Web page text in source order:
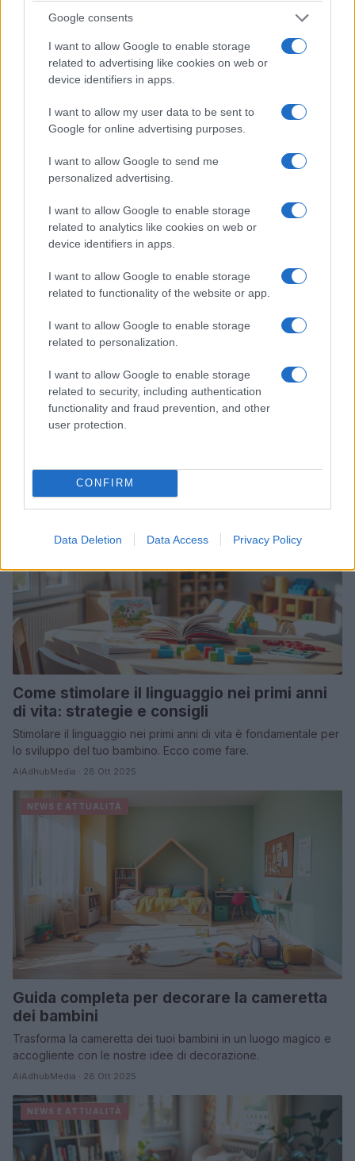
Google consents
I want to allow Google to enable storage
related to advertising like cookies on web or
device identifiers in apps.
I want to allow my user data to be sent to
Google for online advertising purposes.
I want to allow Google to send me
personalized advertising.
I want to allow Google to enable storage
related to analytics like cookies on web or
device identifiers in apps.
I want to allow Google to enable storage
related to functionality of the website or app.
I want to allow Google to enable storage
related to personalization.
I want to allow Google to enable storage
related to security, including authentication
functionality and fraud prevention, and other
user protection.
CONFIRM
Data Deletion Data Access Privacy Policy
Scopri i metodi Waldorf-Steiner per
Scopri come i metodi Waldorf-Steiner possono migliorare
AiAdhubMedia · 28 Ott 2025
Decorare la cameretta dei bambini: idee
originali per ogni stile
Trova ispirazione per decorare la cameretta dei bambini con
AiAdhubMedia · 28 Ott 2025
Come stimolare il linguaggio nei primi anni
di vita: strategie e consigli
Stimolare il linguaggio nei primi anni di vita è fondamentale per
lo sviluppo del tuo bambino. Ecco come fare.
AiAdhubMedia · 28 Ott 2025
NEWS E ATTUALITÀ
Guida completa per decorare la cameretta
dei bambini
Trasforma la cameretta dei tuoi bambini in un luogo magico e
accogliente con le nostre idee di decorazione.
AiAdhubMedia · 28 Ott 2025
NEWS E ATTUALITÀ